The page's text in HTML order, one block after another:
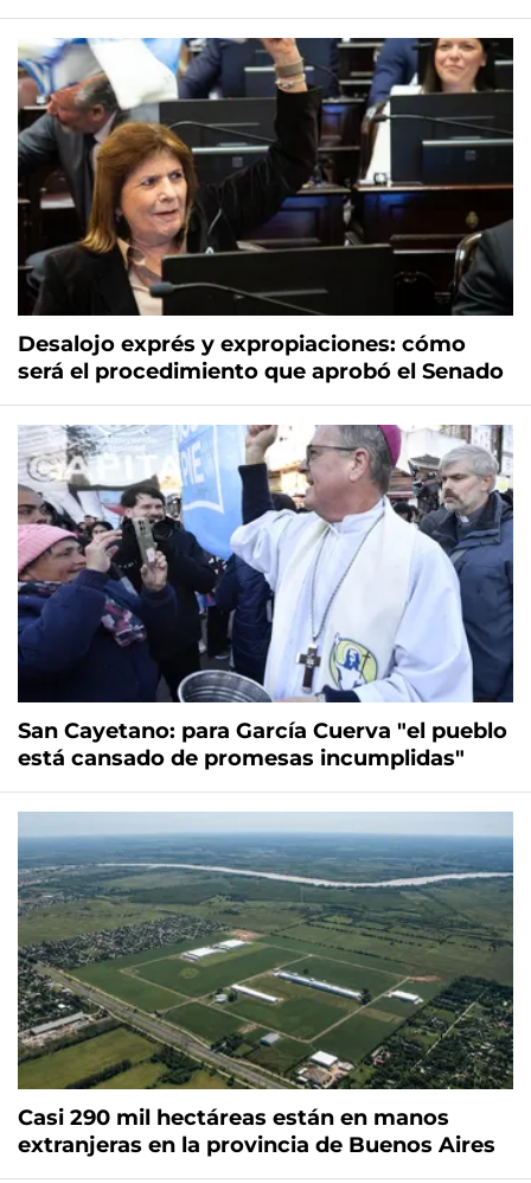
Desalojo exprés y expropiaciones: cómo
será el procedimiento que aprobó el Senado
San Cayetano: para García Cuerva "el pueblo
está cansado de promesas incumplidas"
Casi 290 mil hectáreas están en manos
extranjeras en la provincia de Buenos Aires